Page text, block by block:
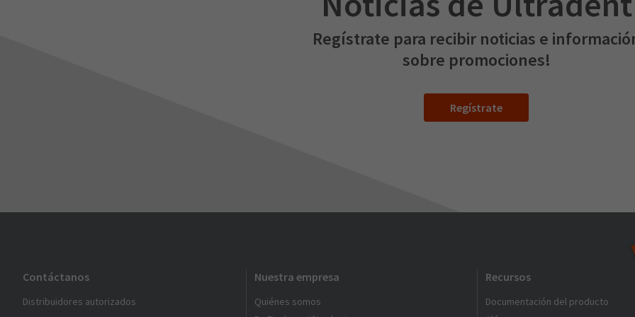
Regístrate para recibir noticias e
sobre promociones!
Regístrate
Contáctanos
Distribuidores autorizados
Nuestra empresa
Quiénes somos
Recursos
Documentación del producto